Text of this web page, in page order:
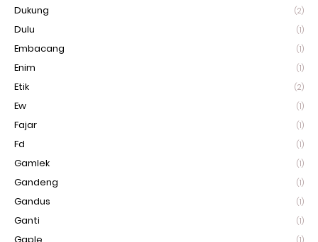
Dukung (2)
Dulu (1)
Embacang (1)
Enim (1)
Etik (2)
Ew (1)
Fajar (1)
Fd (1)
Gamlek (1)
Gandeng (1)
Gandus (1)
Ganti (1)